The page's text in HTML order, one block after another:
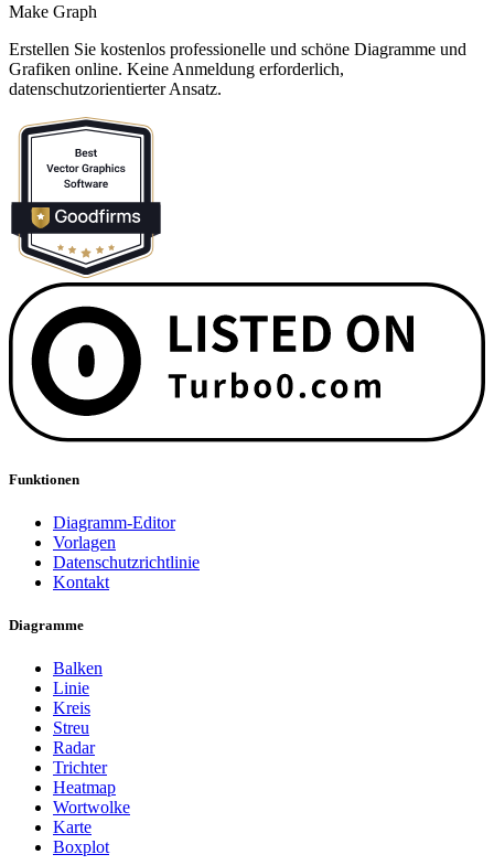
Make Graph
Erstellen Sie kostenlos professionelle und schöne Diagramme und
Grafiken online. Keine Anmeldung erforderlich,
datenschutzorientierter Ansatz.
Funktionen
Diagramm-Editor
Vorlagen
Datenschutzrichtlinie
Kontakt
Diagramme
Balken
Linie
Kreis
Streu
Radar
Trichter
Heatmap
Wortwolke
Karte
Boxplot